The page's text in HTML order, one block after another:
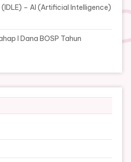
(IDLE) – AI (Artificial Intelligence)
I Dana BOSP Tahun